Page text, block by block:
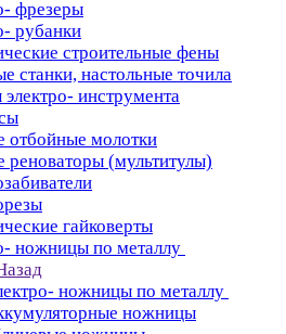
фрезеры
рубанки
строительные фены
станки, настольные точила
инструмента
отбойные молотки
реноваторы (мультитулы)
гайковерты
ножницы по металлу
ножницы по металлу
ножницы